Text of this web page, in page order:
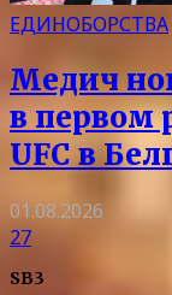
ЕДИНОБОРСТВА
Медич
в первом
UFC в
01.08.2026
27
SB3